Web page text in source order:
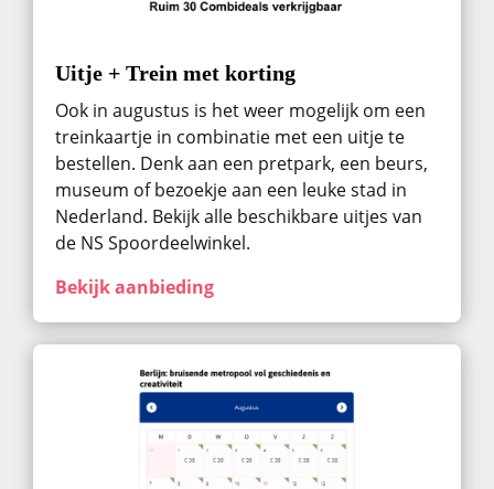
Uitje + Trein met korting
Ook in augustus ​is het weer mogelijk om een
treinkaartje in combinatie met een uitje te
bestellen. Denk aan een pretpark, een beurs,
museum of bezoekje aan een leuke stad in
Nederland. Bekijk alle beschikbare uitjes van
de NS Spoordeelwinkel.
Bekijk aanbieding